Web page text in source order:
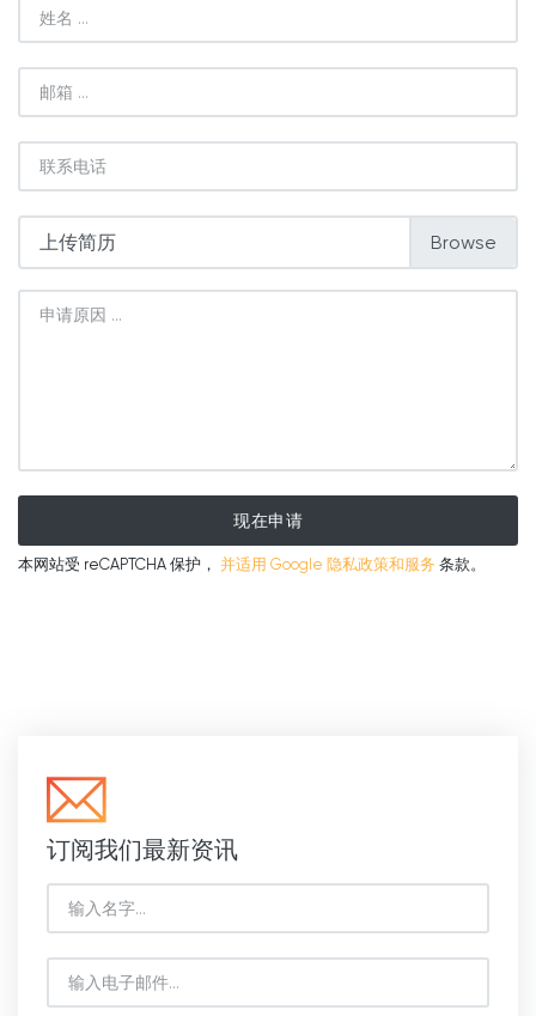
上传简历
现在申请
本网站受 reCAPTCHA 保护， 并适用 Google 隐私政策和服务 条款。
订阅我们最新资讯